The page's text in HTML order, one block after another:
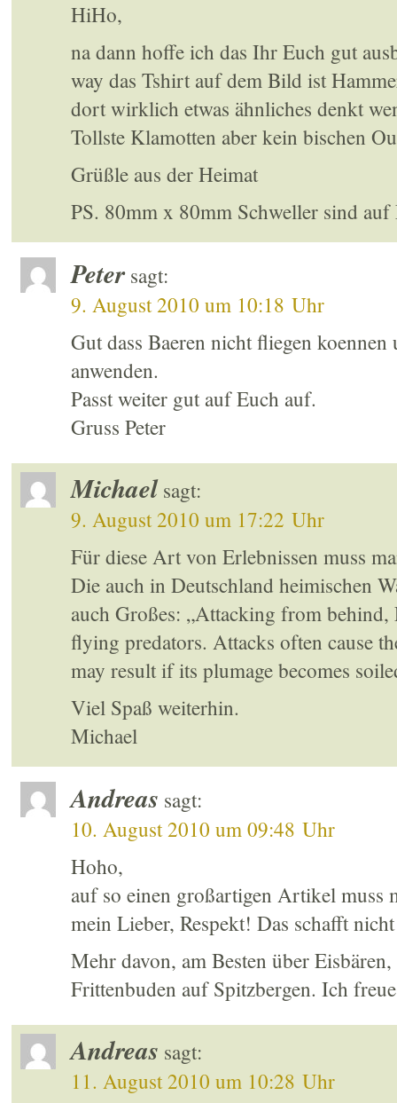
HiHo,
na dann hoffe ich das Ihr Euch gut
way das Tshirt auf dem Bild ist
dort wirklich etwas ähnliches denkt
Tollste Klamotten aber kein bischen
Grüßle aus der Heimat
PS. 80mm x 80mm Schweller sind
Peter sagt:
9. August 2010 um 10:18 Uhr
Gut dass Baeren nicht fliegen
anwenden.
Passt weiter gut auf Euch auf.
Gruss Peter
Michael sagt:
9. August 2010 um 17:22 Uhr
Für diese Art von Erlebnissen muss
Die auch in Deutschland heimischen
auch Großes: „Attacking from behind,
flying predators. Attacks often cause
may result if its plumage becomes
Viel Spaß weiterhin.
Michael
Andreas sagt:
10. August 2010 um 09:48 Uhr
Hoho,
auf so einen großartigen Artikel muss
mein Lieber, Respekt! Das schafft
Mehr davon, am Besten über
Frittenbuden auf Spitzbergen. Ich
Andreas sagt:
11. August 2010 um 10:28 Uhr